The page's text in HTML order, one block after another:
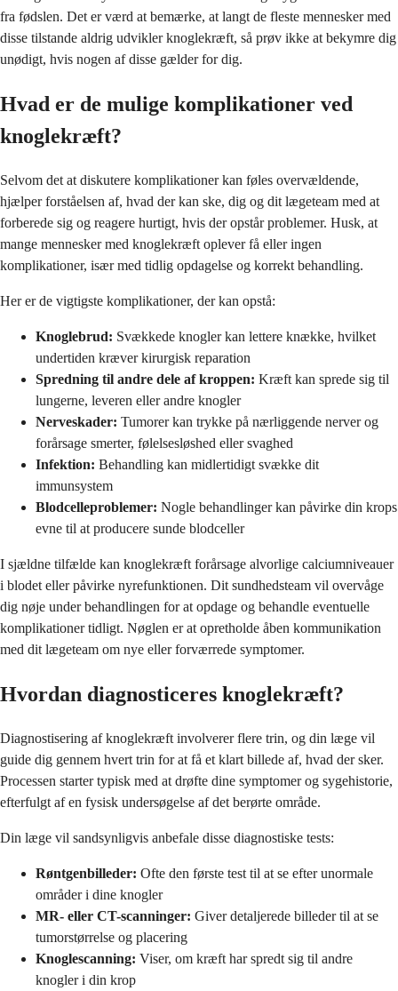
fra fødslen. Det er værd at bemærke, at langt de fleste mennesker med
disse tilstande aldrig udvikler knoglekræft, så prøv ikke at bekymre dig
unødigt, hvis nogen af disse gælder for dig.
Hvad er de mulige komplikationer ved
knoglekræft?
Selvom det at diskutere komplikationer kan føles overvældende,
hjælper forståelsen af, hvad der kan ske, dig og dit lægeteam med at
forberede sig og reagere hurtigt, hvis der opstår problemer. Husk, at
mange mennesker med knoglekræft oplever få eller ingen
komplikationer, især med tidlig opdagelse og korrekt behandling.
Her er de vigtigste komplikationer, der kan opstå:
Knoglebrud: Svækkede knogler kan lettere knække, hvilket
undertiden kræver kirurgisk reparation
Spredning til andre dele af kroppen: Kræft kan sprede sig til
lungerne, leveren eller andre knogler
Nerveskader: Tumorer kan trykke på nærliggende nerver og
forårsage smerter, følelsesløshed eller svaghed
Infektion: Behandling kan midlertidigt svække dit
immunsystem
Blodcelleproblemer: Nogle behandlinger kan påvirke din krops
evne til at producere sunde blodceller
I sjældne tilfælde kan knoglekræft forårsage alvorlige calciumniveauer
i blodet eller påvirke nyrefunktionen. Dit sundhedsteam vil overvåge
dig nøje under behandlingen for at opdage og behandle eventuelle
komplikationer tidligt. Nøglen er at opretholde åben kommunikation
med dit lægeteam om nye eller forværrede symptomer.
Hvordan diagnosticeres knoglekræft?
Diagnostisering af knoglekræft involverer flere trin, og din læge vil
guide dig gennem hvert trin for at få et klart billede af, hvad der sker.
Processen starter typisk med at drøfte dine symptomer og sygehistorie,
efterfulgt af en fysisk undersøgelse af det berørte område.
Din læge vil sandsynligvis anbefale disse diagnostiske tests:
Røntgenbilleder: Ofte den første test til at se efter unormale
områder i dine knogler
MR- eller CT-scanninger: Giver detaljerede billeder til at se
tumorstørrelse og placering
Knoglescanning: Viser, om kræft har spredt sig til andre
knogler i din krop